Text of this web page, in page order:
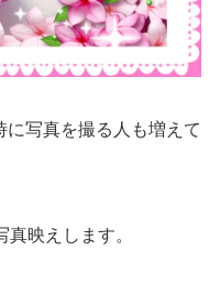
に写真を撮る人も増えて
映えします。